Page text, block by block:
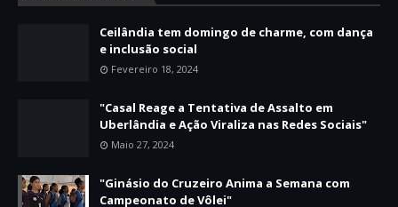
Ceilândia tem domingo de charme, com dança
e inclusão social
Fevereiro 18, 2024
"Casal Reage a Tentativa de Assalto em
Uberlândia e Ação Viraliza nas Redes Sociais"
Maio 27, 2024
"Ginásio do Cruzeiro Anima a Semana com
Campeonato de Vôlei"